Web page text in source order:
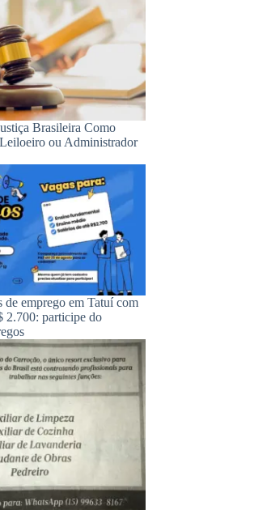
Brasileira Como
ou Administrador
de emprego em Tatuí com
2.700: participe do